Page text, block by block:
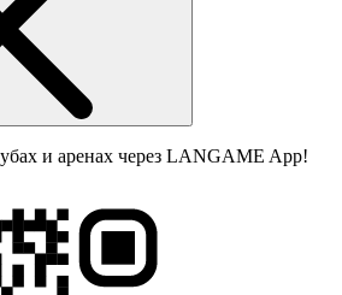
и аренах через LANGAME App!